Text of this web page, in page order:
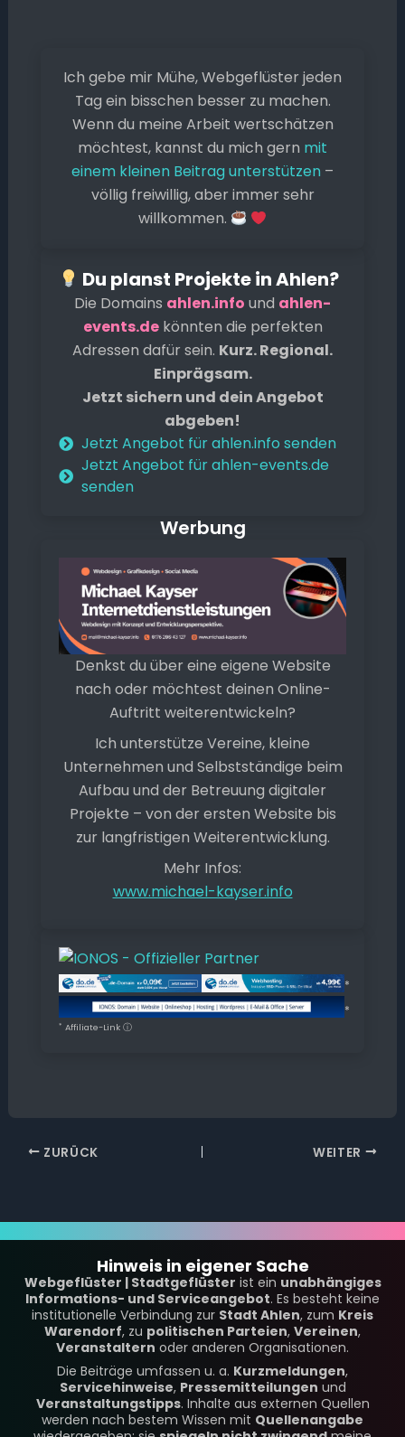
e
b
o
o
k
l ts
A
p
p
y
Li
n
k
s
e
n
g
er
a
d
s
n
Ich gebe mir Mühe, Webgeflüster jeden
Tag ein bisschen besser zu machen.
Wenn du meine Arbeit wertschätzen
möchtest, kannst du mich gern mit
einem kleinen Beitrag unterstützen –
völlig freiwillig, aber immer sehr
willkommen.
Du planst Projekte in Ahlen?
Die Domains ahlen.info und ahlen-
events.dekönnten die perfekten
Adressen dafür sein. Kurz. Regional.
Einprägsam.
Jetzt sichern und dein Angebot
abgeben!
Jetzt Angebot für ahlen.info senden
Jetzt Angebot für ahlen-events.de
senden
Werbung
Denkst du über eine eigene Website
nach oder möchtest deinen Online-
Auftritt weiterentwickeln?
Ich unterstütze Vereine, kleine
Unternehmen und Selbstständige beim
Aufbau und der Betreuung digitaler
Projekte – von der ersten Website bis
zur langfristigen Weiterentwicklung.
Mehr Infos:
www.michael-kayser.info
*
*
* Affiliate-Link ⓘ
ZURÜCK WEITER
Hinweis in eigener Sache
Webgeflüster | Stadtgeflüster ist ein unabhängiges
Informations- und Serviceangebot. Es besteht keine
institutionelle Verbindung zur Stadt Ahlen, zum Kreis
Warendorf, zu politischen Parteien, Vereinen,
Veranstaltern oder anderen Organisationen.
Die Beiträge umfassen u. a. Kurzmeldungen,
Servicehinweise, Pressemitteilungen und
Veranstaltungstipps. Inhalte aus externen Quellen
werden nach bestem Wissen mit Quellenangabe